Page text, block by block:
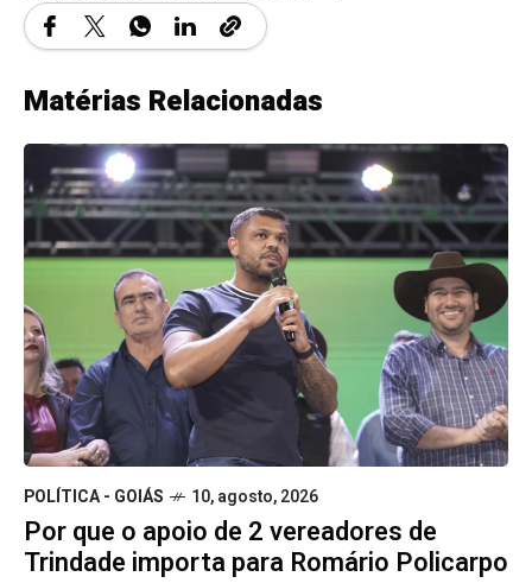
Matérias Relacionadas
POLÍTICA - GOIÁS 10, agosto, 2026
Por que o apoio de 2 vereadores de
Trindade importa para Romário Policarpo